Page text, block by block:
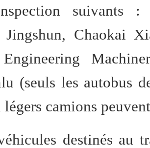
suivants :
Jingshun, Chaokai
(seuls les autobus
camions
destinés au